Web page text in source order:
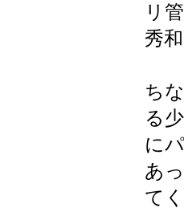
リ
秀
ち
る
に
あ
て